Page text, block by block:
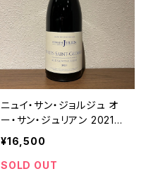
ニュイ・サン・ジョルジュ オ
ー・サン・ジュリアン 2021
赤ワイン ドメーヌ ジュリア
ン・ジェラール＆フィス 750
ml
¥16,500
SOLD OUT